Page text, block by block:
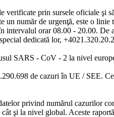
prin sursele oficiale şi
număr de urgenţă, este o linie
intervalul orar 08.00 - 20.00. De
dedicată lor,
SARS - CoV - 2 la nivel
de cazuri în UE / SEE.
privind numărul cazurilor
şi la nivel global. Aceste